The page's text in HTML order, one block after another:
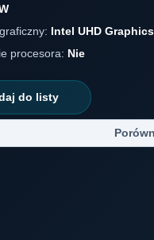
Intel UHD
procesora: Nie
do listy